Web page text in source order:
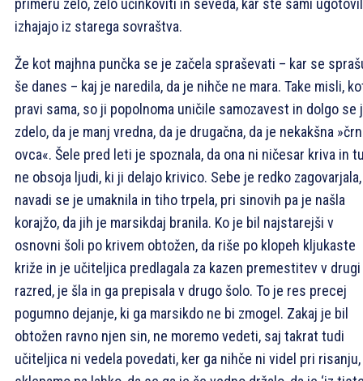
izhajajo iz starega sovraštva.
Že kot majhna punčka se je začela spraševati – kar se
še danes – kaj je naredila, da je nihče ne mara. Take misli,
pravi sama, so ji popolnoma uničile samozavest in dolgo se
zdelo, da je manj vredna, da je drugačna, da je nekakšna
ovca«. Šele pred leti je spoznala, da ona ni ničesar kriva in
ne obsoja ljudi, ki ji delajo krivico. Sebe je redko
navadi se je umaknila in tiho trpela, pri sinovih pa je našla
korajžo, da jih je marsikdaj branila. Ko je bil najstarejši v
osnovni šoli po krivem obtožen, da riše po klopeh kljukaste
križe in je učiteljica predlagala za kazen premestitev v drugi
razred, je šla in ga prepisala v drugo šolo. To je res precej
pogumno dejanje, ki ga marsikdo ne bi zmogel. Zakaj je bil
obtožen ravno njen sin, ne moremo vedeti, saj takrat tudi
učiteljica ni vedela povedati, ker ga nihče ni videl pri risanju,